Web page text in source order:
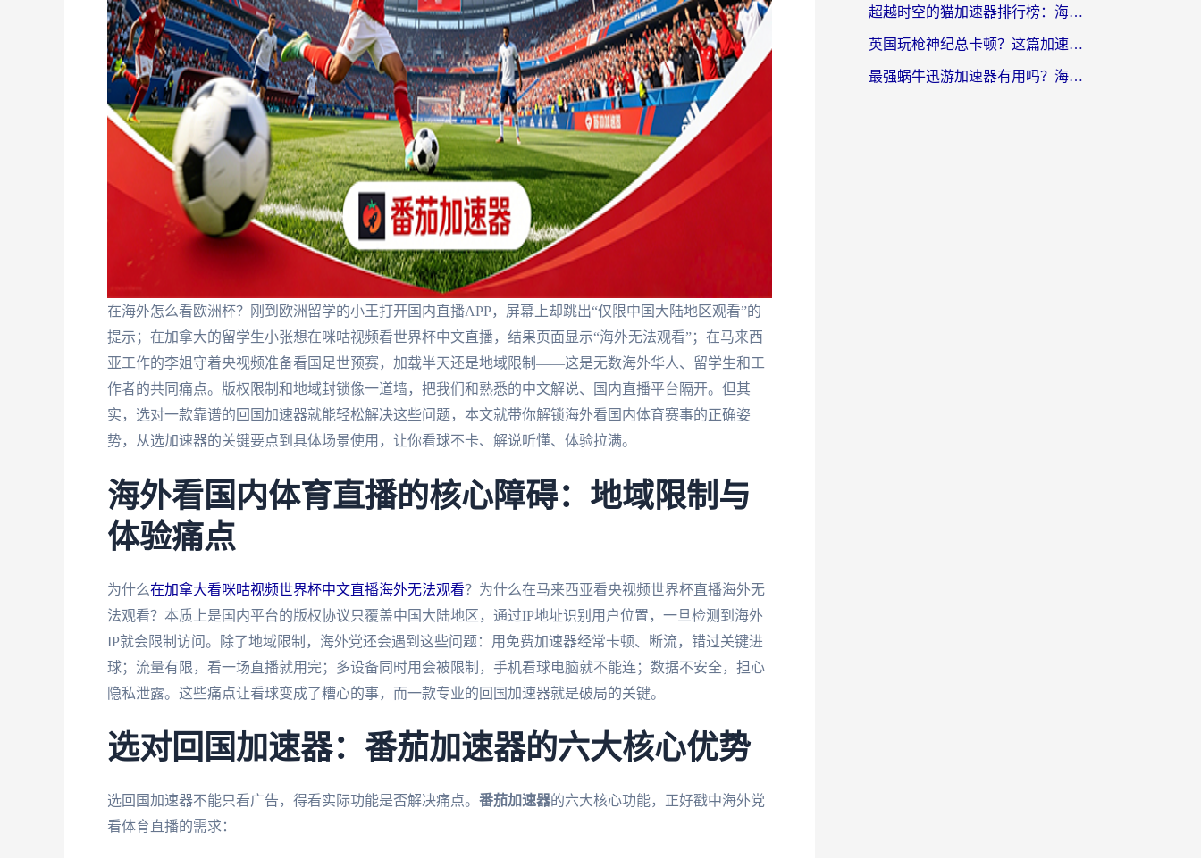
在海外怎么看欧洲杯？刚到欧洲留学的小王打开国内直播APP，屏幕上却跳出“仅限中国大陆地区观看”的
提示；在加拿大的留学生小张想在咪咕视频看世界杯中文直播，结果页面显示“海外无法观看”；在马来西
亚工作的李姐守着央视频准备看国足世预赛，加载半天还是地域限制——这是无数海外华人、留学生和工
作者的共同痛点。版权限制和地域封锁像一道墙，把我们和熟悉的中文解说、国内直播平台隔开。但其
实，选对一款靠谱的回国加速器就能轻松解决这些问题，本文就带你解锁海外看国内体育赛事的正确姿
势，从选加速器的关键要点到具体场景使用，让你看球不卡、解说听懂、体验拉满。
海外看国内体育直播的核心障碍：地域限制与
体验痛点
为什么在加拿大看咪咕视频世界杯中文直播海外无法观看？为什么在马来西亚看央视频世界杯直播海外无
法观看？本质上是国内平台的版权协议只覆盖中国大陆地区，通过IP地址识别用户位置，一旦检测到海外
IP就会限制访问。除了地域限制，海外党还会遇到这些问题：用免费加速器经常卡顿、断流，错过关键进
球；流量有限，看一场直播就用完；多设备同时用会被限制，手机看球电脑就不能连；数据不安全，担心
隐私泄露。这些痛点让看球变成了糟心的事，而一款专业的回国加速器就是破局的关键。
选对回国加速器：番茄加速器的六大核心优势
选回国加速器不能只看广告，得看实际功能是否解决痛点。 番茄加速器的六大核心功能，正好戳中海外党
看体育直播的需求：
超越时空的猫加速器排行榜：海外党国服游戏不卡顿的终极选择指南
英国玩枪神纪总卡顿？这篇加速器选择指南帮你告别延迟（附实测推荐）
最强蜗牛迅游加速器有用吗？海外玩家国服游戏加速避坑指南（附德国玩忍者必须死3流星蝴蝶剑解决办法）